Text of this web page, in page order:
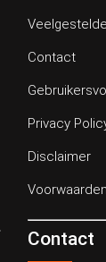
Contact
Privacy
Disclaimer
Contact